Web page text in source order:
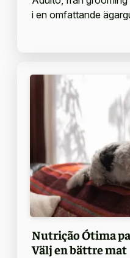
i en omfattande
Nutrição Ótima
Välj en bättre mat